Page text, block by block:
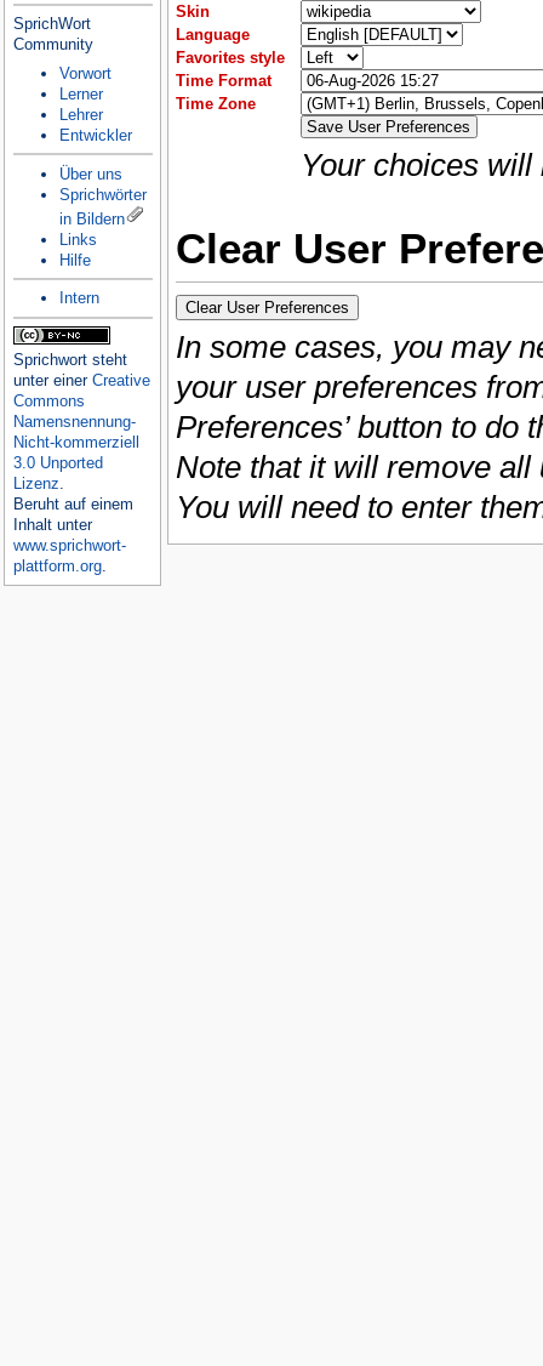
Skin
Language
Favorites style
Time Format
Time Zone
Your choices
Clear User
In some cases, you may
your user preferences
Preferences’ button to do
Note that it will remove all
You will need to enter
SprichWort
Community
Vorwort
Lerner
Lehrer
Entwickler
Über uns
Sprichwörter
in Bildern
Links
Hilfe
Intern
Sprichwortsteht
unter einer Creative
Commons
Namensnennung-
Nicht-kommerziell
3.0 Unported
Lizenz.
Beruht auf einem
Inhalt unter
www.sprichwort-
plattform.org.